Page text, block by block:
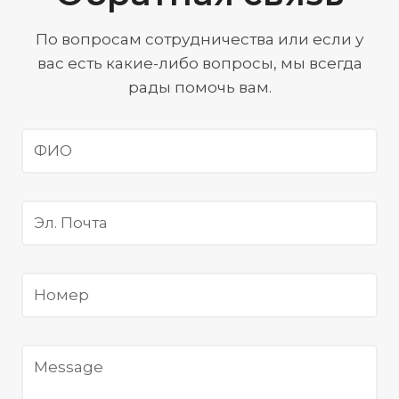
По вопросам сотрудничества или если у
вас есть какие-либо вопросы, мы всегда
рады помочь вам.